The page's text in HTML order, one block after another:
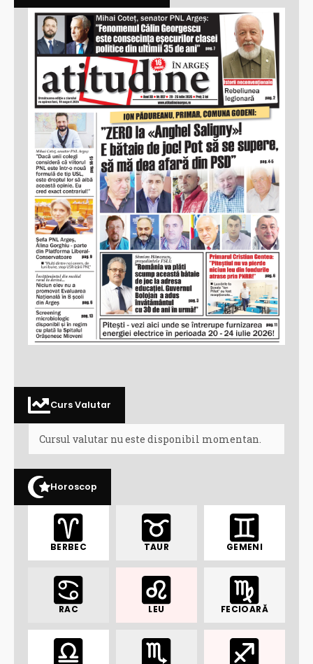
Curs Valutar
Cursul valutar nu este disponibil momentan.
Horoscop
BERBEC TAUR GEMENI
RAC LEU FECIOARĂ